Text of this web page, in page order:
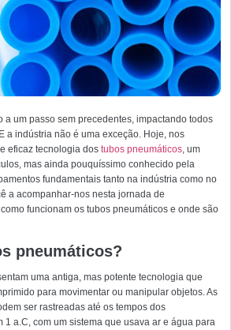
a um passo sem precedentes, impactando todos
a indústria não é uma exceção. Hoje, nos
eficaz tecnologia dos tubos pneumáticos, um
mas ainda pouquíssimo conhecido pela
fundamentais tanto na indústria como no
a acompanhar-nos nesta jornada de
funcionam os tubos pneumáticos e onde são
pneumáticos?
uma antiga, mas potente tecnologia que
para movimentar ou manipular objetos. As
ser rastreadas até os tempos dos
1 a.C, com um sistema que usava ar e água para